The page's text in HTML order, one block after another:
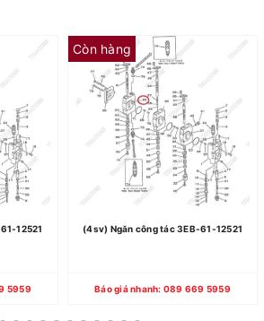
12521
5959
Còn hàng
(4sv) Ngăn công tác 3EB-61-12521
Báo giá nhanh: 089 669 5959